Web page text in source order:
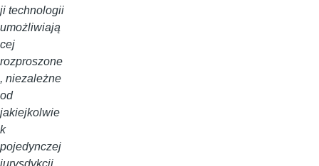
ji technologii
umożliwiają
cej
rozproszone
, niezależne
od
jakiejkolwie
k
pojedynczej
jurysdykcji